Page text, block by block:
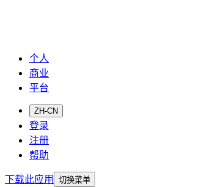
个人
商业
平台
ZH-CN
登录
注册
帮助
下载此应用
切换菜单